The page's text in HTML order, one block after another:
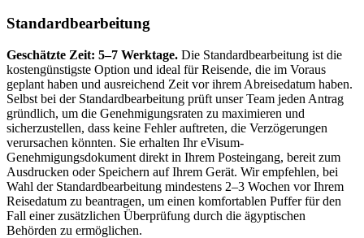
Standardbearbeitung
Geschätzte Zeit: 5–7 Werktage. Die Standardbearbeitung ist die
kostengünstigste Option und ideal für Reisende, die im Voraus
geplant haben und ausreichend Zeit vor ihrem Abreisedatum haben.
Selbst bei der Standardbearbeitung prüft unser Team jeden Antrag
gründlich, um die Genehmigungsraten zu maximieren und
sicherzustellen, dass keine Fehler auftreten, die Verzögerungen
verursachen könnten. Sie erhalten Ihr eVisum-
Genehmigungsdokument direkt in Ihrem Posteingang, bereit zum
Ausdrucken oder Speichern auf Ihrem Gerät. Wir empfehlen, bei
Wahl der Standardbearbeitung mindestens 2–3 Wochen vor Ihrem
Reisedatum zu beantragen, um einen komfortablen Puffer für den
Fall einer zusätzlichen Überprüfung durch die ägyptischen
Behörden zu ermöglichen.